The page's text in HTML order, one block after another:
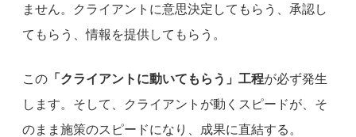
ません。クライアントに意思決定してもらう、承認し
てもらう、情報を提供してもらう。
この 「クライアントに動いてもらう」工程が必ず発生
します。そして、クライアントが動くスピードが、そ
のまま施策のスピードになり、成果に直結する。